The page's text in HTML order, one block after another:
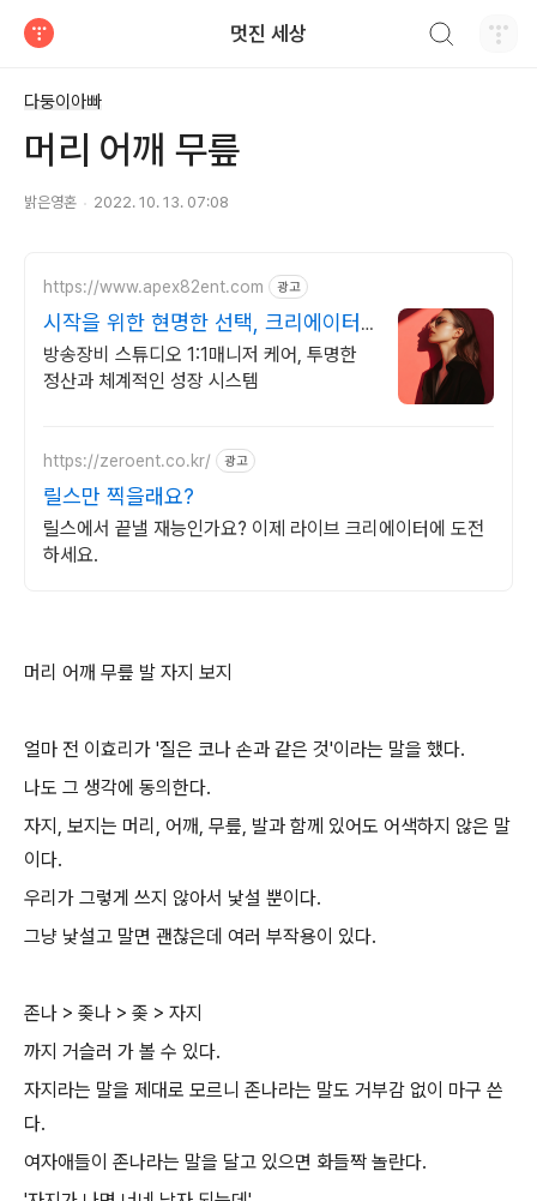
멋진 세상
다둥이아빠
머리 어깨 무릎
밝은영혼 2022. 10. 13. 07:08
https://www.apex82ent.com 광고
시작을 위한 현명한 선택, 크리에이터,
BJ 상시 모집
방송장비 스튜디오 1:1매니저 케어, 투명한
정산과 체계적인 성장 시스템
https://zeroent.co.kr/ 광고
릴스만 찍을래요?
릴스에서 끝낼 재능인가요? 이제 라이브 크리에이터에 도전
하세요.
머리 어깨 무릎 발 자지 보지
얼마 전 이효리가 '질은 코나 손과 같은 것'이라는 말을 했다.
나도 그 생각에 동의한다.
자지, 보지는 머리, 어깨, 무릎, 발과 함께 있어도 어색하지 않은 말
이다.
우리가 그렇게 쓰지 않아서 낯설 뿐이다.
그냥 낯설고 말면 괜찮은데 여러 부작용이 있다.
존나 > 좆나 > 좆 > 자지
까지 거슬러 가 볼 수 있다.
자지라는 말을 제대로 모르니 존나라는 말도 거부감 없이 마구 쓴
다.
여자애들이 존나라는 말을 달고 있으면 화들짝 놀란다.